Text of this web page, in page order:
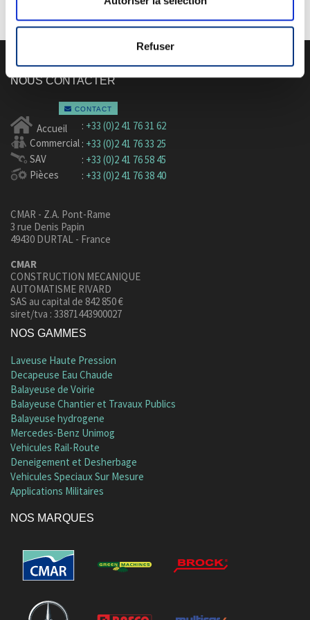
Refuser
NOUS CONTACTER
CONTACT
Accueil : +33 (0)2 41 76 31 62
Commercial : +33 (0)2 41 76 33 25
SAV
: +33 (0)2 41 76 58 45
Pièces
: +33 (0)2 41 76 38 40
CMAR - Z.A. Pont-Rame
3 rue Denis Papin
49430 DURTAL - France
CMAR
CONSTRUCTION MECANIQUE
AUTOMATISME RIVARD
SAS au capital de 842 850 €
siret/tva : 33871443900027
NOS GAMMES
Laveuse Haute Pression
Decapeuse Eau Chaude
Balayeuse de Voirie
Balayeuse Chantier et Travaux Publics
Balayeuse hydrogene
Mercedes-Benz Unimog
Vehicules Rail-Route
Deneigement et Desherbage
Vehicules Speciaux Sur Mesure
Applications Militaires
NOS MARQUES